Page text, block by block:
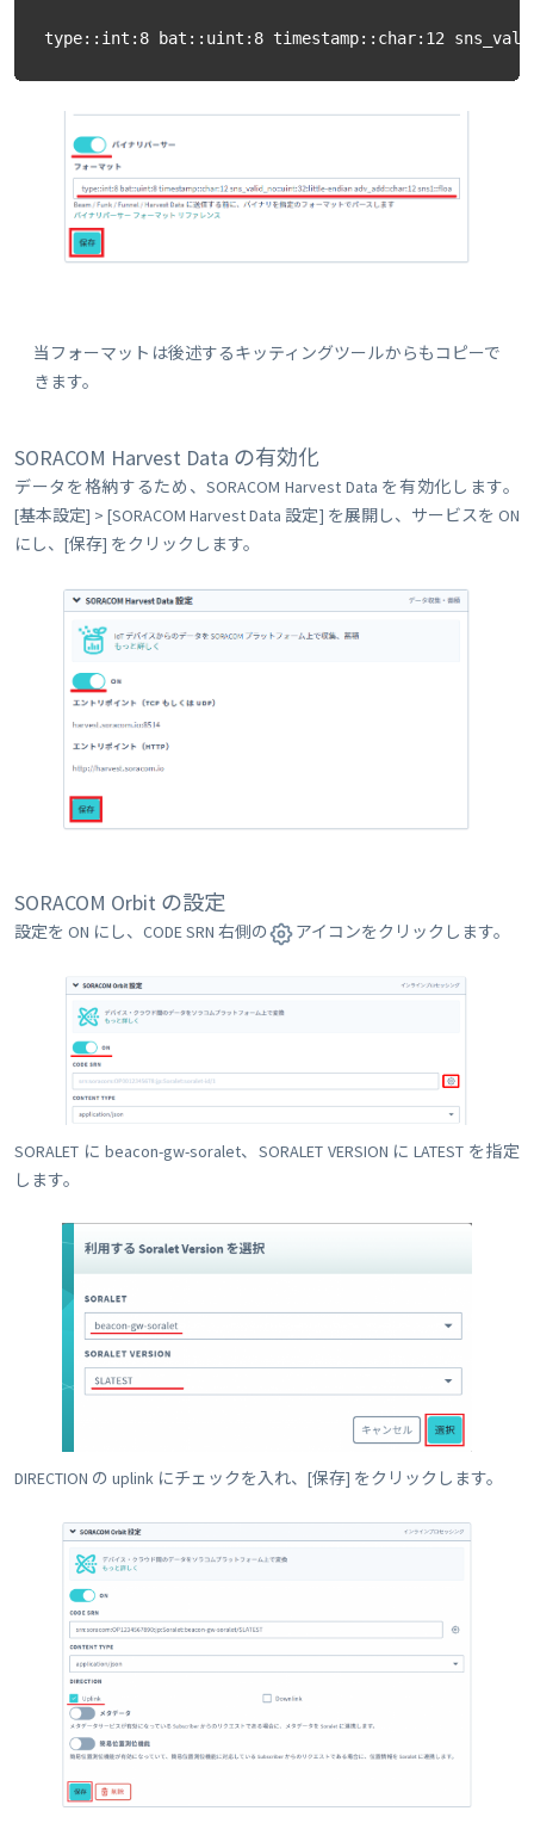
type::int:8 bat::uint:8 timestamp::char:12
当フォーマットは後述するキッティングツールからもコピーで
きます。
SORACOM Harvest Data の有効化
データを格納するため、SORACOM Harvest Data を有効化します。
[基本設定] > [SORACOM Harvest Data 設定] を展開し、サービスを ON
にし、[保存] をクリックします。
SORACOM Orbit の設定
設定を ON にし、CODE SRN 右側の アイコンをクリックします。
SORALET に beacon-gw-soralet、SORALET VERSION に LATEST を指定
します。
DIRECTION の uplink にチェックを入れ、[保存] をクリックします。